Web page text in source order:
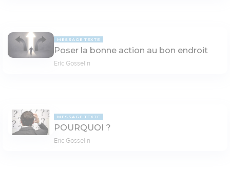
MESSAGE TEXTE
Poser la bonne action au bon endroit
Eric Gosselin
MESSAGE TEXTE
POURQUOI ?
Eric Gosselin